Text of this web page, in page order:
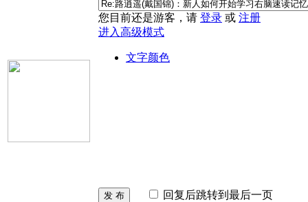
您目前还是游客，请 登录 或 注册
进入高级模式
文字颜色
发 布
回复后跳转到最后一页